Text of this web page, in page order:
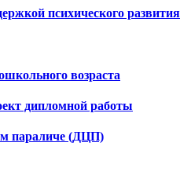
психического
возраста
дипломной работы
параличе (ДЦП)